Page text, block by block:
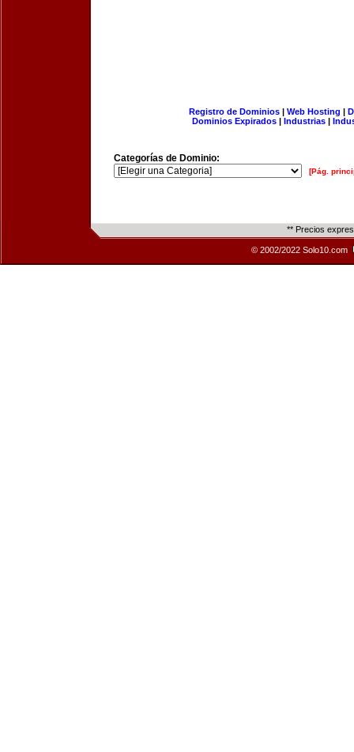
Registro de Dominios| Web Hosting |
Dominios Expirados | Industrias |
Categorías de Dominio:
[Pág.
** Precios
© 2002/2022 Solo10.com